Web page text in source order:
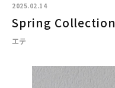
2025.02.14
Spring Collection
エテ